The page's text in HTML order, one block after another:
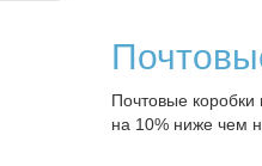
Почтовые
на 10% ниже чем